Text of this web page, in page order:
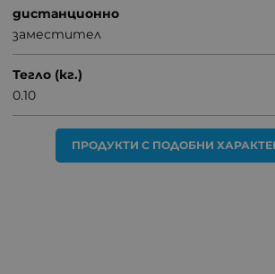
дистанционно
заместител
Тегло (кг.)
0.10
ПРОДУКТИ С ПОДОБНИ